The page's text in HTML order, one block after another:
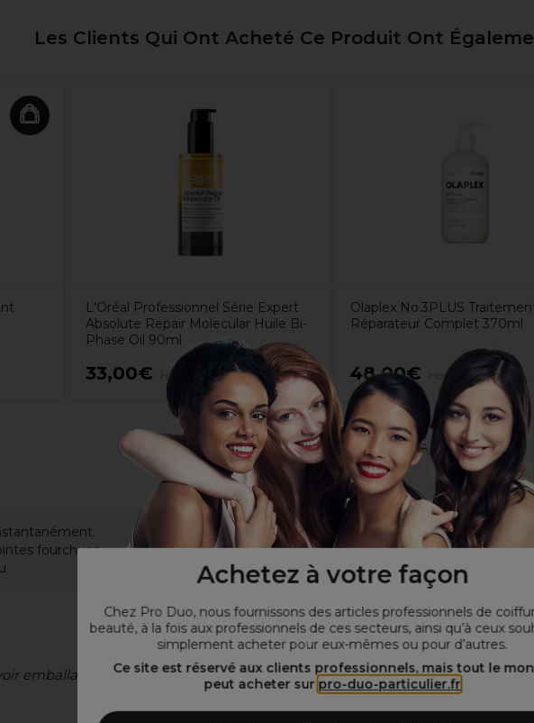
Achetez à votre façon
Chez Pro Duo, nous fournissons des articles professionnels de
beauté, à la fois aux professionnels de ces secteurs, ainsi qu’à ceux
simplement acheter pour eux-mêmes ou pour d’autres.
Ce site est réservé aux clients professionnels, mais tout le
peut acheter sur pro-duo-particulier.fr
Les Clients Qui Ont Acheté Ce Produit Ont
L'Oréal Professionnel Série Expert
Absolute Repair Molecular Huile Bi-
Phase Oil 90ml
33,00€ Hors TVA
Olaplex No.3PLUS
Réparateur Complet 370ml
48,00€ Hors TVA
fourchues
emballage)